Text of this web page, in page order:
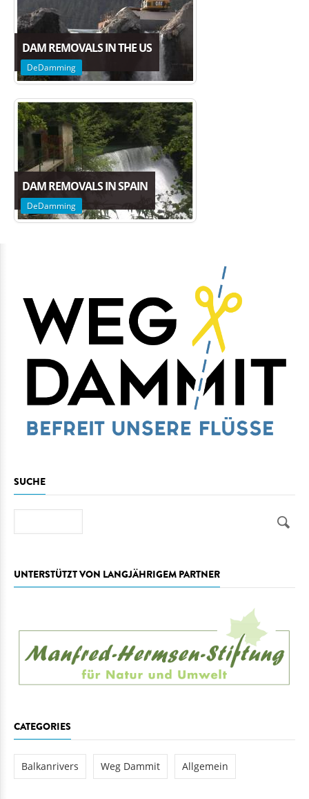
DAM REMOVALS IN THE US
DeDamming
DAM REMOVALS IN SPAIN
DeDamming
SUCHE
UNTERSTÜTZT VON LANGJÄHRIGEM PARTNER
CATEGORIES
Balkanrivers Weg Dammit Allgemein